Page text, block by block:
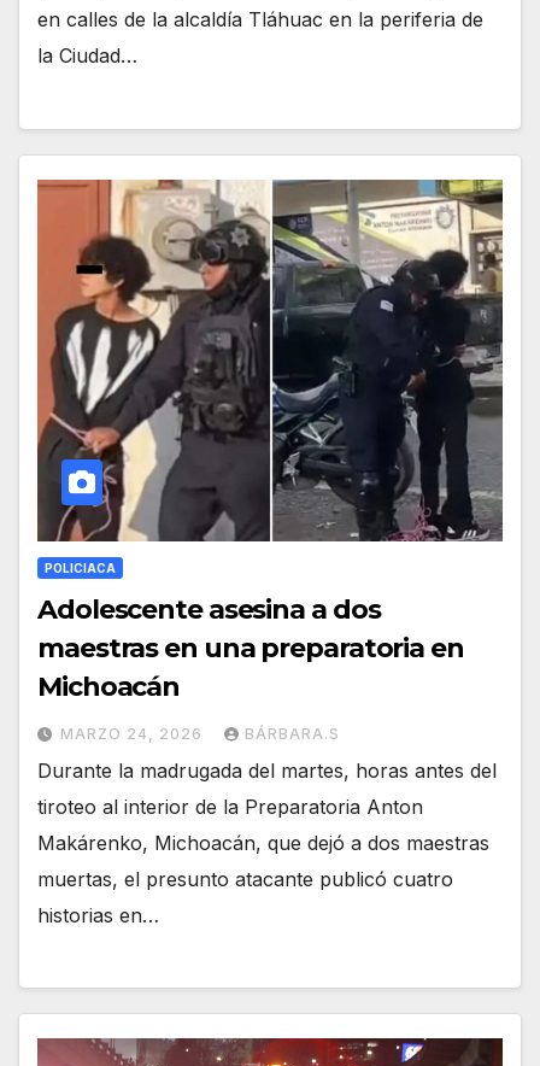
en calles de la alcaldía Tláhuac en la periferia de
la Ciudad…
POLICIACA
Adolescente asesina a dos
maestras en una preparatoria en
Michoacán
MARZO 24, 2026 BÁRBARA.S
Durante la madrugada del martes, horas antes del
tiroteo al interior de la Preparatoria Anton
Makárenko, Michoacán, que dejó a dos maestras
muertas, el presunto atacante publicó cuatro
historias en…